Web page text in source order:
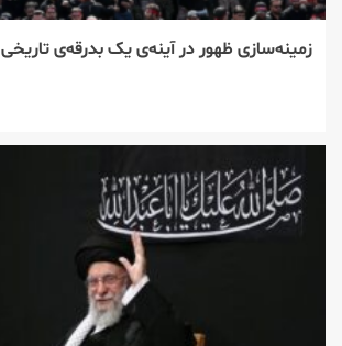
زمینه‌سازی ظهور در آینه‌ی یک بدرقه‌ی تاریخی